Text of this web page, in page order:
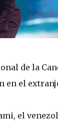
de la
en el
el